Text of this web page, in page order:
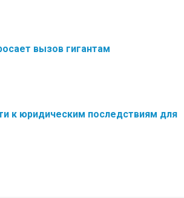
вызов гигантам
к юридическим последствиям для